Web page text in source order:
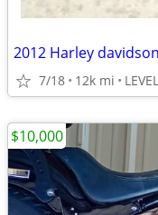
2012 Harley
7/18 12k mi
$10,000